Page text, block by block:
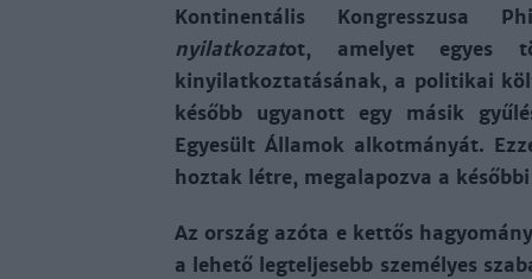
Kon­tinentális Kongresszusa
nyilatkozatot, amelyet egyes
kinyilatkoztatásának, a politikai
később ugyanott egy másik
Egyesült Államok alkotmányát.
hoztak létre, megalapozva a
Az ország azóta e kettős
a lehető legteljesebb személyes